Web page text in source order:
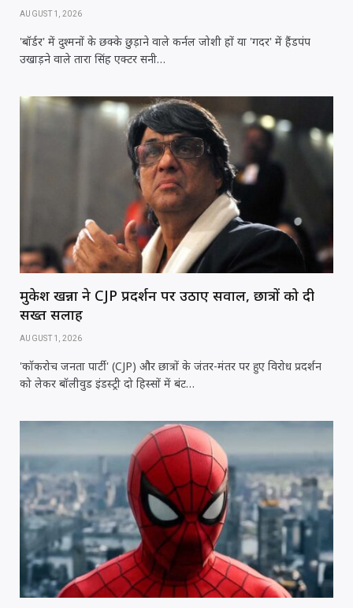
AUGUST 1, 2026
'बॉर्डर' में दुश्मनों के छक्के छुड़ाने वाले कर्नल जोशी हों या 'गदर' में हैंडपंप
उखाड़ने वाले तारा सिंह एक्टर सनी…
मुकेश खन्ना ने CJP प्रदर्शन पर उठाए सवाल, छात्रों को दी
सख्त सलाह
AUGUST 1, 2026
'कॉकरोच जनता पार्टी' (CJP) और छात्रों के जंतर-मंतर पर हुए विरोध प्रदर्शन
को लेकर बॉलीवुड इंडस्ट्री दो हिस्सों में बंट…